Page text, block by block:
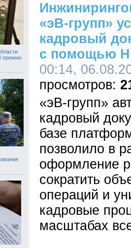
премии
«эВ-групп»
кадровый
с помощью
00:14,
«эВ-групп»
кадровый
базе
позволило в
оформление
сократить
операций и
кадровые
масштабах